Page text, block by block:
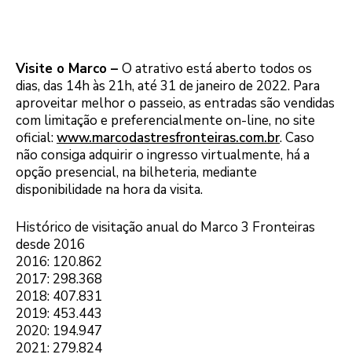
Visite o Marco – O atrativo está aberto todos os
dias, das 14h às 21h, até 31 de janeiro de 2022. Para
aproveitar melhor o passeio, as entradas são vendidas
com limitação e preferencialmente on-line, no site
oficial:www.marcodastresfronteiras.com.br. Caso
não consiga adquirir o ingresso virtualmente, há a
opção presencial, na bilheteria, mediante
disponibilidade na hora da visita.
Histórico de visitação anual do Marco 3 Fronteiras
desde 2016
2016: 120.862
2017: 298.368
2018: 407.831
2019: 453.443
2020: 194.947
2021: 279.824